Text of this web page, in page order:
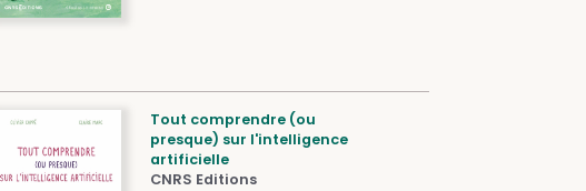
Tout comprendre (ou
presque) sur l'intelligence
artificielle
CNRS Editions